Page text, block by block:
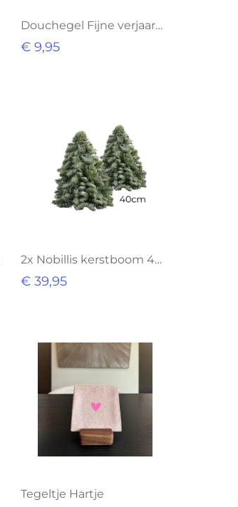
Douchegel Fijne verjaardag
€ 9,95
2x Nobillis kerstboom 40CM
€ 39,95
Tegeltje Hartje